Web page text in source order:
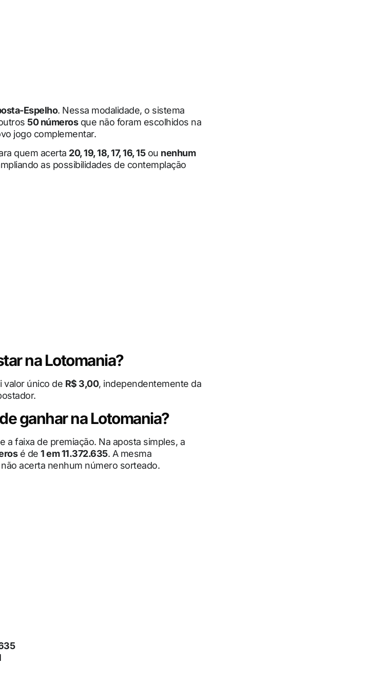
Espelho. Nessa modalidade, o sistema
50 númerosque não foram escolhidos na
jogo complementar.
quem acerta 20, 19, 18, 17, 16, 15ou nenhum
as possibilidades de contemplação
na Lotomania?
valor único de R$ 3,00, independentemente da
ganhar na Lotomania?
a faixa de premiação. Na aposta simples, a
é de 1 em 11.372.635. A mesma
acerta nenhum número sorteado.